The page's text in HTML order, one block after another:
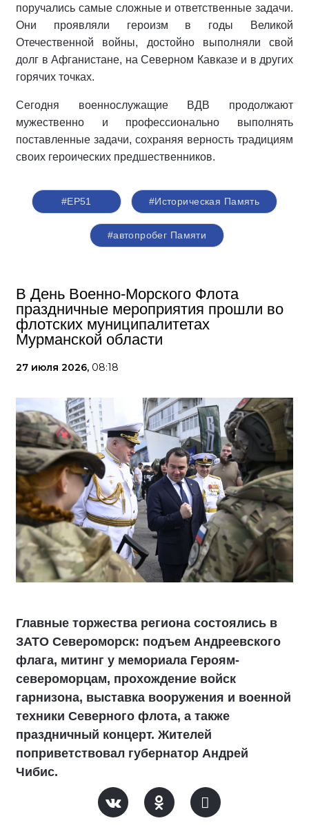
поручались самые сложные и ответственные задачи.
Они проявляли героизм в годы Великой
Отечественной войны, достойно выполняли свой
долг в Афганистане, на Северном Кавказе и в других
горячих точках.
Сегодня военнослужащие ВДВ продолжают
мужественно и профессионально выполнять
поставленные задачи, сохраняя верность традициям
своих героических предшественников.
#ЕР51 #Историческая Память
#автопробег Памяти
В День Военно-Морского Флота
праздничные мероприятия прошли во
флотских муниципалитетах
Мурманской области
27 июля 2026, 08:18
Главные торжества региона состоялись в
ЗАТО Североморск: подъем Андреевского
флага, митинг у мемориала Героям-
североморцам, прохождение войск
гарнизона, выставка вооружения и военной
техники Северного флота, а также
праздничный концерт. Жителей
поприветствовал губернатор Андрей
Чибис.